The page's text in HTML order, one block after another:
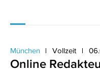
München Vollzeit
Online